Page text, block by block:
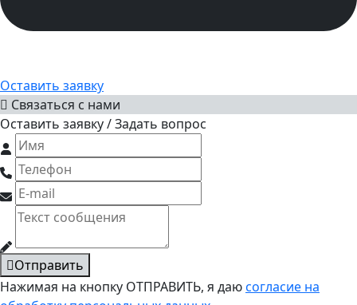
Оставить заявку
Связаться с нами
Оставить заявку / Задать вопрос
Отправить
Нажимая на кнопку ОТПРАВИТЬ, я даюсогласие на